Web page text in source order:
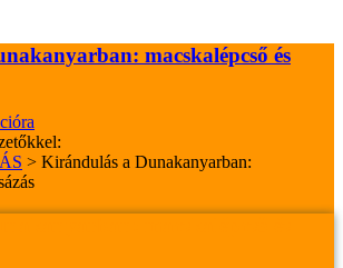
macskalépcső és
> Kirándulás a Dunakanyarban: